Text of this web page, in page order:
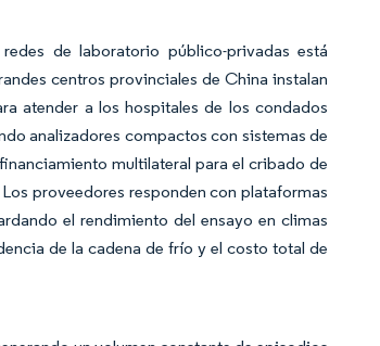
de laboratorio público-privadas está
centros provinciales de China instalan
atender a los hospitales de los condados
analizadores compactos con sistemas de
multilateral para el cribado de
proveedores responden con plataformas
el rendimiento del ensayo en climas
de la cadena de frío y el costo total de